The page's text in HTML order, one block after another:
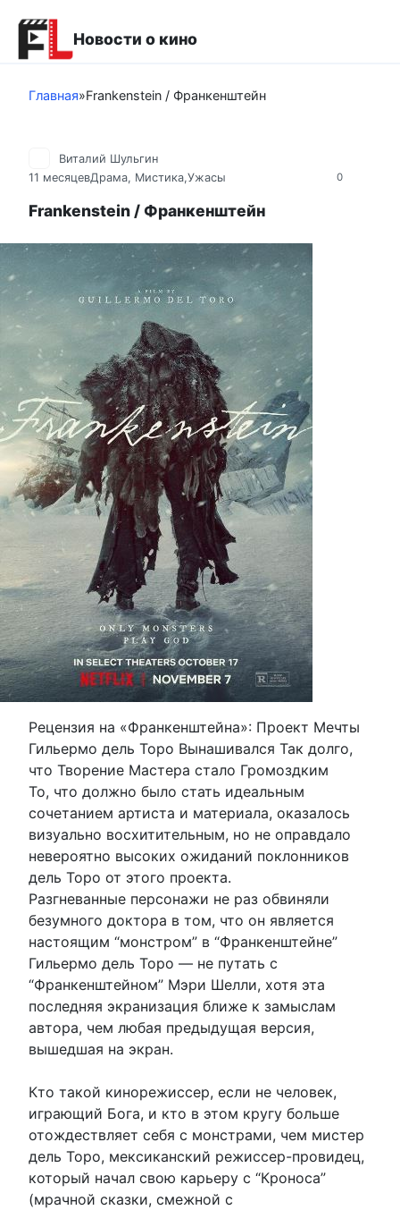
контенту
Новости о кино
Главная»Frankenstein / Франкенштейн
0
Виталий Шульгин
11 месяцевДрама, Мистика,Ужасы
Frankenstein / Франкенштейн
Рецензия на «Франкенштейна»: Проект Мечты
Гильермо дель Торо Вынашивался Так долго,
что Творение Мастера стало Громоздким
То, что должно было стать идеальным
сочетанием артиста и материала, оказалось
визуально восхитительным, но не оправдало
невероятно высоких ожиданий поклонников
дель Торо от этого проекта.
Разгневанные персонажи не раз обвиняли
безумного доктора в том, что он является
настоящим “монстром” в “Франкенштейне”
Гильермо дель Торо — не путать с
“Франкенштейном” Мэри Шелли, хотя эта
последняя экранизация ближе к замыслам
автора, чем любая предыдущая версия,
вышедшая на экран.
Кто такой кинорежиссер, если не человек,
играющий Бога, и кто в этом кругу больше
отождествляет себя с монстрами, чем мистер
дель Торо, мексиканский режиссер-провидец,
который начал свою карьеру с “Кроноса”
(мрачной сказки, смежной с